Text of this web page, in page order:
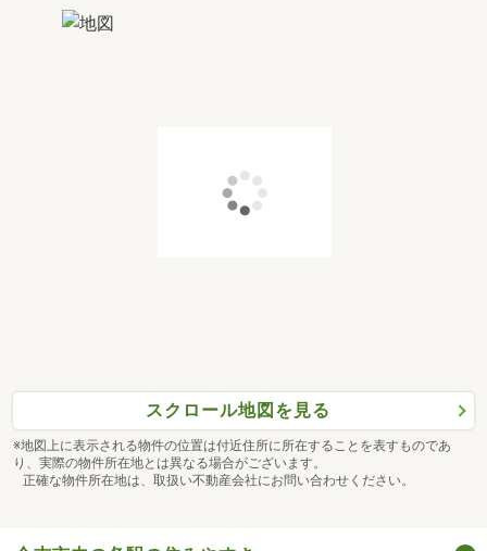
スクロール地図を見る
※地図上に表示される物件の位置は付近住所に所在することを表すものであ
り、実際の物件所在地とは異なる場合がございます。
正確な物件所在地は、取扱い不動産会社にお問い合わせください。